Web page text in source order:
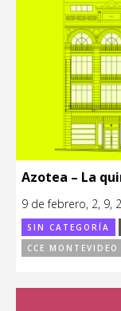
Azotea – La
9 de febrero, 2, 9,
SIN CATEGORÍA
CCE